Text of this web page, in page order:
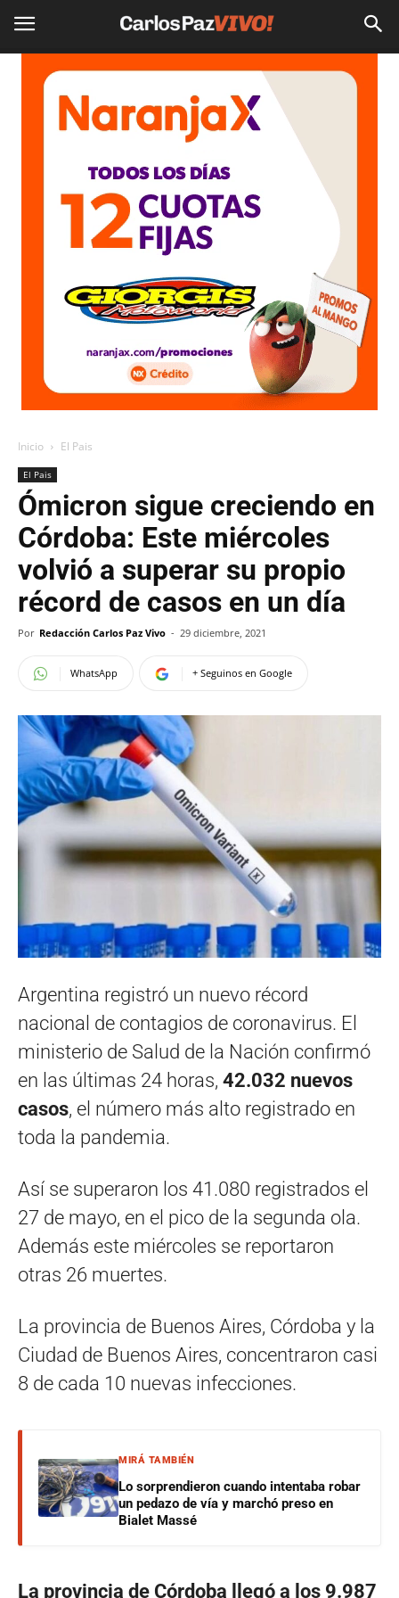
Inicio El Pais
El Pais
Ómicron sigue creciendo en
Córdoba: Este miércoles
volvió a superar su propio
récord de casos en un día
Por Redacción Carlos Paz Vivo - 29 diciembre, 2021
WhatsApp + Seguinos en Google
Argentina registró un nuevo récord
nacional de contagios de coronavirus. El
ministerio de Salud de la Nación confirmó
en las últimas 24 horas, 42.032 nuevos
casos, el número más alto registrado en
toda la pandemia.
Así se superaron los 41.080 registrados el
27 de mayo, en el pico de la segunda ola.
Además este miércoles se reportaron
otras 26 muertes.
La provincia de Buenos Aires, Córdoba y la
Ciudad de Buenos Aires, concentraron casi
8 de cada 10 nuevas infecciones.
MIRÁ TAMBIÉN
Lo sorprendieron cuando intentaba robar
un pedazo de vía y marchó preso en
Bialet Massé
La provincia de Córdoba llegó a los 9.987